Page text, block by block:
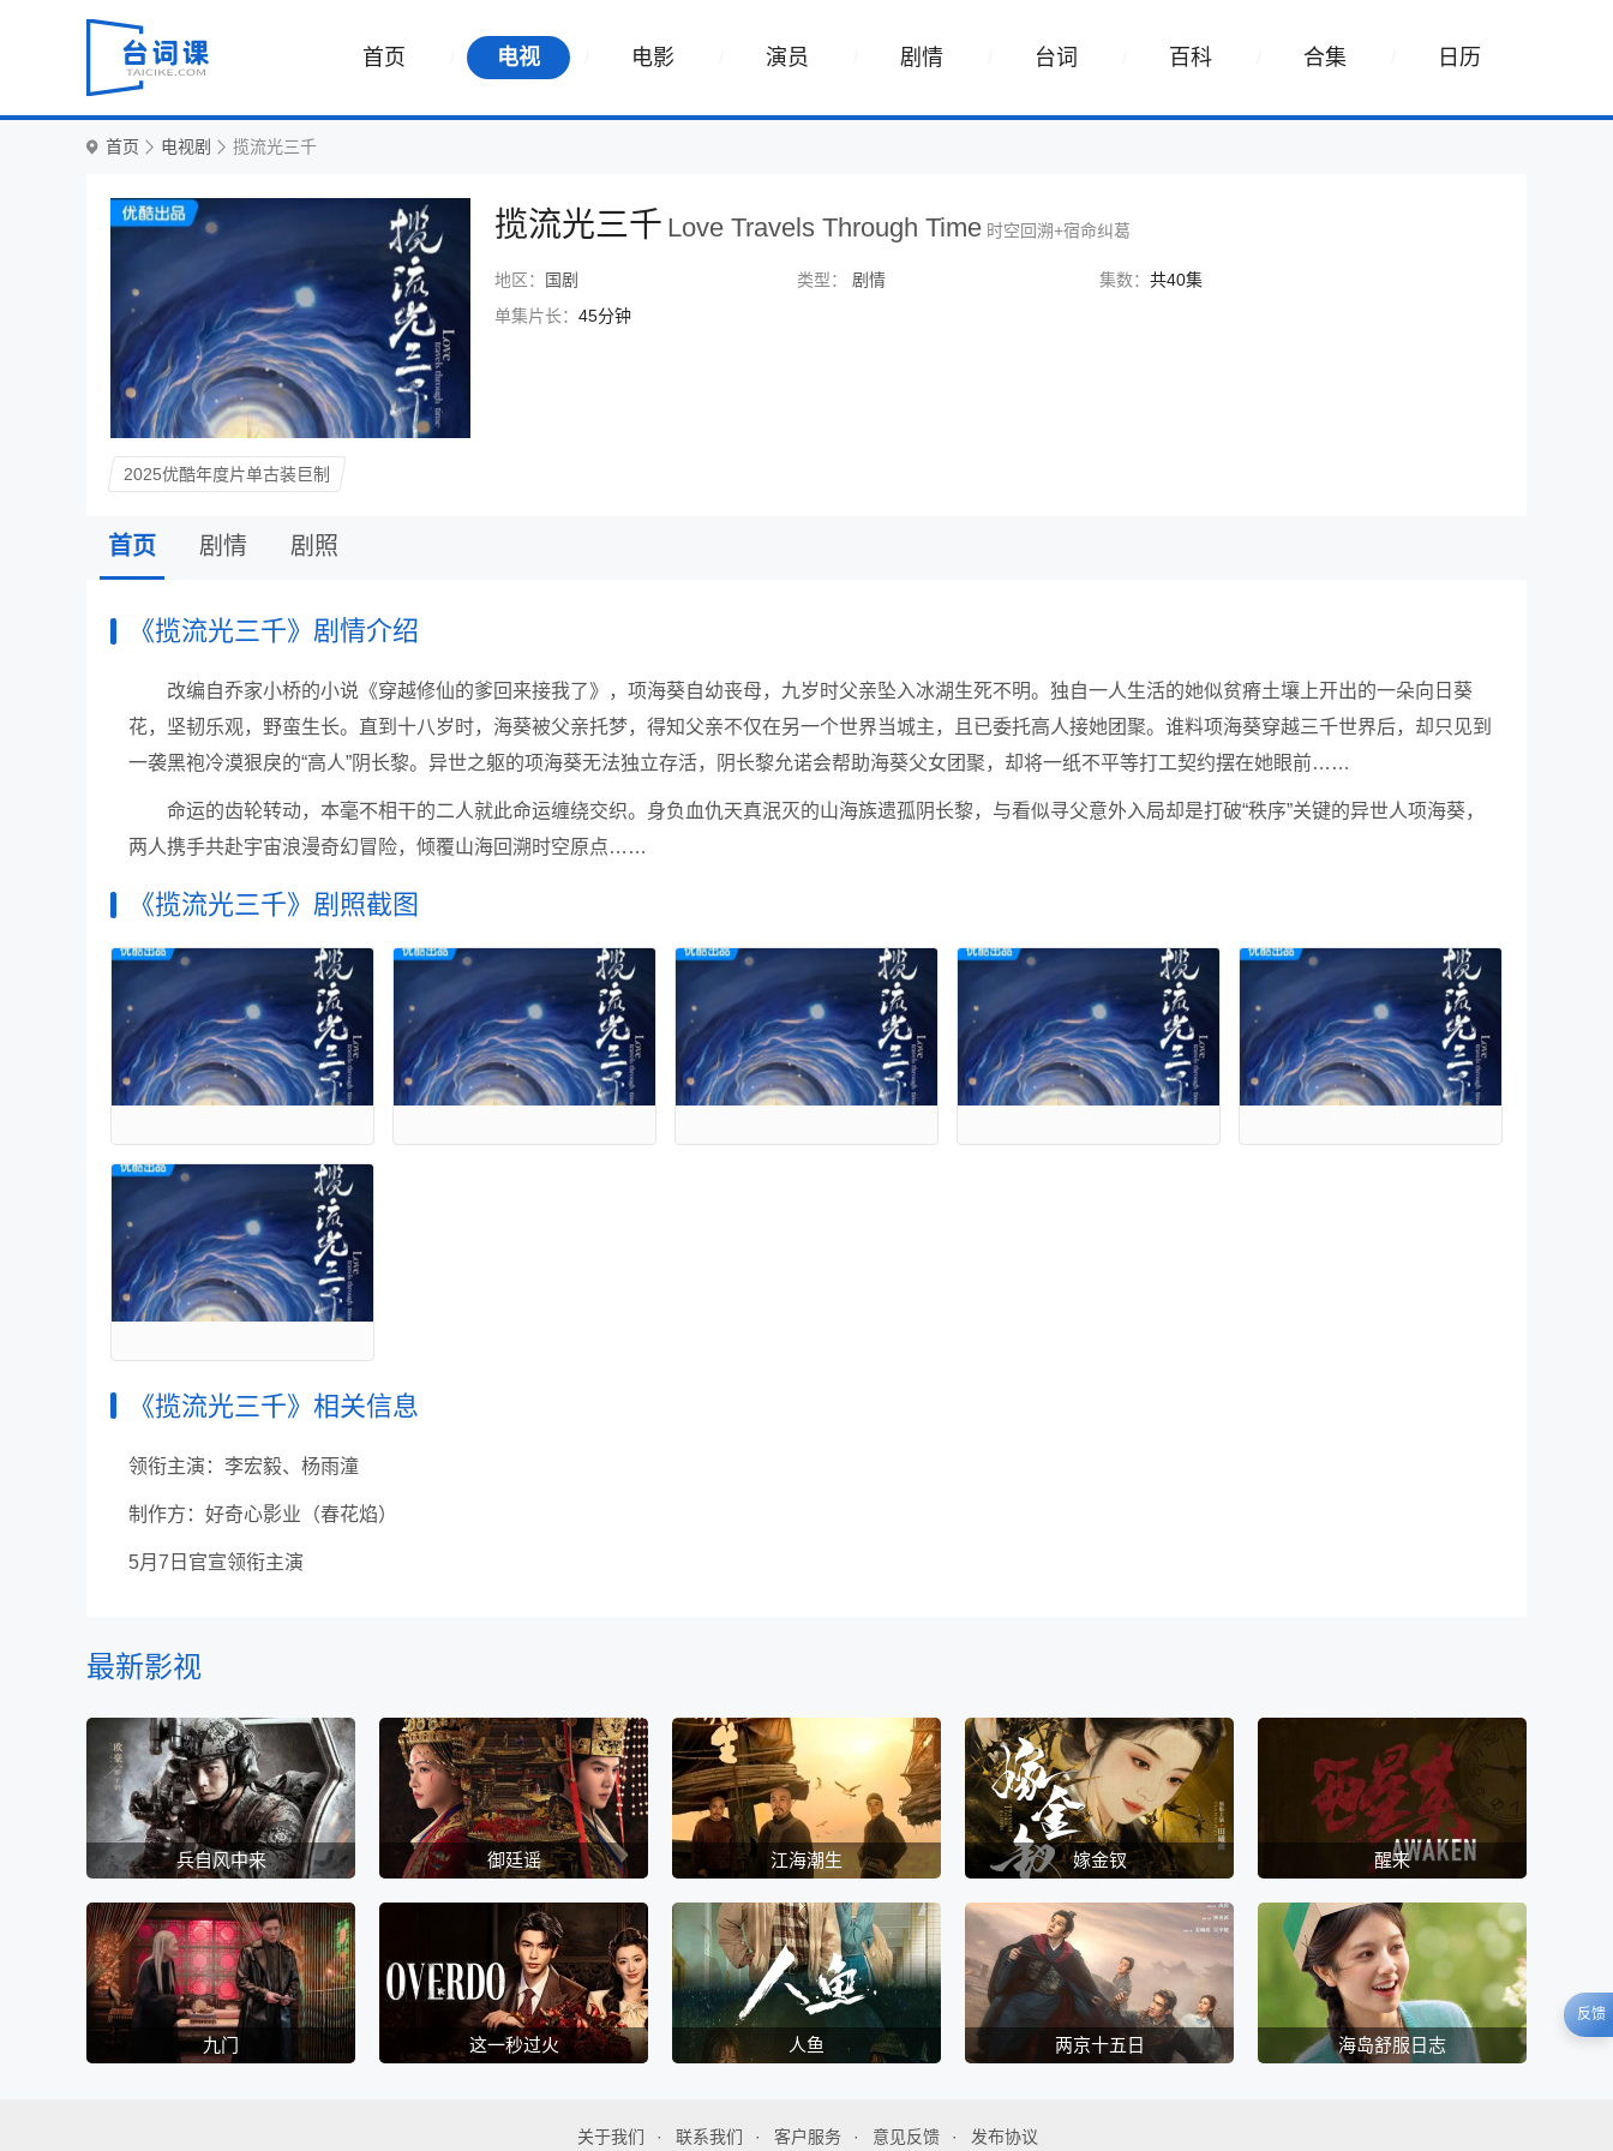
首页 电视 电影 演员 剧情 台词 百科 合集 日历
首页 电视剧 揽流光三千
揽流光三千 Love Travels Through Time 时空回溯+宿命纠葛
地区： 国剧 类型： 剧情 集数： 共40集
单集片长： 45分钟
2025优酷年度片单古装巨制
首页 剧情 剧照
《揽流光三千》剧情介绍
改编自乔家小桥的小说《穿越修仙的爹回来接我了》，项海葵自幼丧母，九岁时父亲坠入冰湖生死不明。独自一人生活的她似贫瘠土壤上开出的一朵向日葵
花，坚韧乐观，野蛮生长。直到十八岁时，海葵被父亲托梦，得知父亲不仅在另一个世界当城主，且已委托高人接她团聚。谁料项海葵穿越三千世界后，却只见到
一袭黑袍冷漠狠戾的“高人”阴长黎。异世之躯的项海葵无法独立存活，阴长黎允诺会帮助海葵父女团聚，却将一纸不平等打工契约摆在她眼前……
命运的齿轮转动，本毫不相干的二人就此命运缠绕交织。身负血仇天真泯灭的山海族遗孤阴长黎，与看似寻父意外入局却是打破“秩序”关键的异世人项海葵，
两人携手共赴宇宙浪漫奇幻冒险，倾覆山海回溯时空原点……
《揽流光三千》剧照截图
《揽流光三千》相关信息
领衔主演：李宏毅、杨雨潼
制作方：好奇心影业（春花焰）
5月7日官宣领衔主演
最新影视
兵自风中来 御廷谣 江海潮生 嫁金钗 醒来
九门 这一秒过火 人鱼 两京十五日 海岛舒服日志
关于我们 联系我们 客户服务 意见反馈 发布协议
反馈